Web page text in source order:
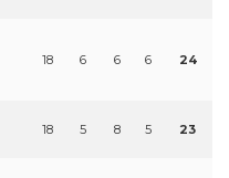
18 6 6 6 24
18 5 8 5 23